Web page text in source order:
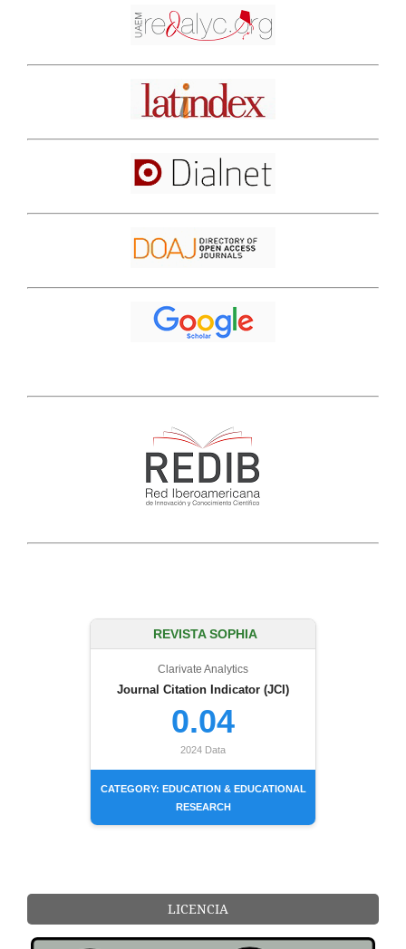
REVISTA SOPHIA
Clarivate Analytics
Journal Citation Indicator (JCI)
0.04
2024 Data
CATEGORY: EDUCATION & EDUCATIONAL
RESEARCH
LICENCIA